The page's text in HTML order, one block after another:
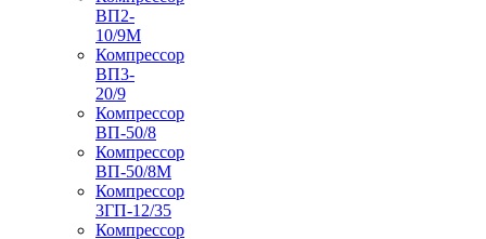
ВП2-
10/9М
Компрессор
ВП3-
20/9
Компрессор
ВП-50/8
Компрессор
ВП-50/8М
Компрессор
3ГП-12/35
Компрессор